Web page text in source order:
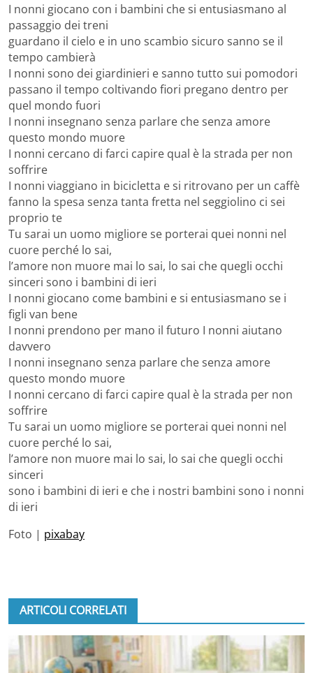
I nonni giocano con i bambini che si entusiasmano al
passaggio dei treni
guardano il cielo e in uno scambio sicuro sanno se il
tempo cambierà
I nonni sono dei giardinieri e sanno tutto sui pomodori
passano il tempo coltivando fiori pregano dentro per
quel mondo fuori
I nonni insegnano senza parlare che senza amore
questo mondo muore
I nonni cercano di farci capire qual è la strada per non
soffrire
I nonni viaggiano in bicicletta e si ritrovano per un caffè
fanno la spesa senza tanta fretta nel seggiolino ci sei
proprio te
Tu sarai un uomo migliore se porterai quei nonni nel
cuore perché lo sai,
l’amore non muore mai lo sai, lo sai che quegli occhi
sinceri sono i bambini di ieri
I nonni giocano come bambini e si entusiasmano se i
figli van bene
I nonni prendono per mano il futuro I nonni aiutano
davvero
I nonni insegnano senza parlare che senza amore
questo mondo muore
I nonni cercano di farci capire qual è la strada per non
soffrire
Tu sarai un uomo migliore se porterai quei nonni nel
cuore perché lo sai,
l’amore non muore mai lo sai, lo sai che quegli occhi
sinceri
sono i bambini di ieri e che i nostri bambini sono i nonni
di ieri
Foto | pixabay
ARTICOLI CORRELATI